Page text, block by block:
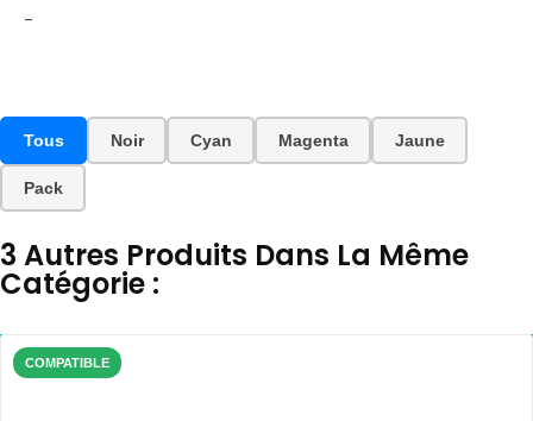
-
Tous Noir Cyan Magenta Jaune
Pack
3 Autres Produits Dans La Même
Catégorie :
COMPATIBLE